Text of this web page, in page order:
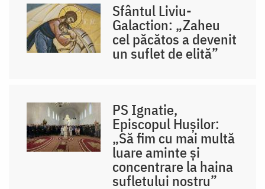
Sfântul Liviu-
Galaction: „Zaheu
cel păcătos a devenit
un suflet de elită”
PS Ignatie,
Episcopul Hușilor:
„Să fim cu mai multă
luare aminte și
concentrare la haina
sufletului nostru”